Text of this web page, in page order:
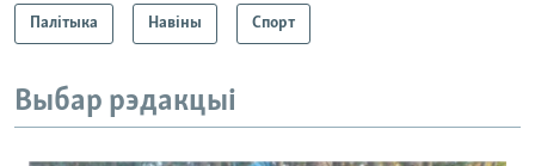
Палітыка Навіны Спорт
Выбар рэдакцыі